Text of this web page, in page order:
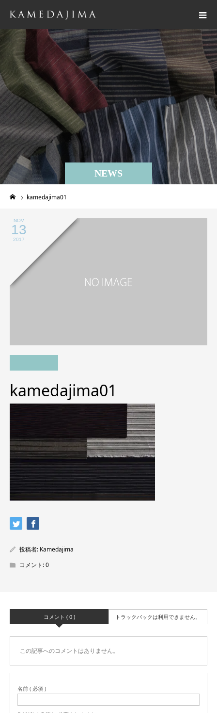
NEWS
kamedajima01
NOV
13
2017
kamedajima01
投稿者: Kamedajima
コメント:0
コメント ( 0 ) トラックバックは利用できません。
この記事へのコメントはありません。
名前 ( 必須 )